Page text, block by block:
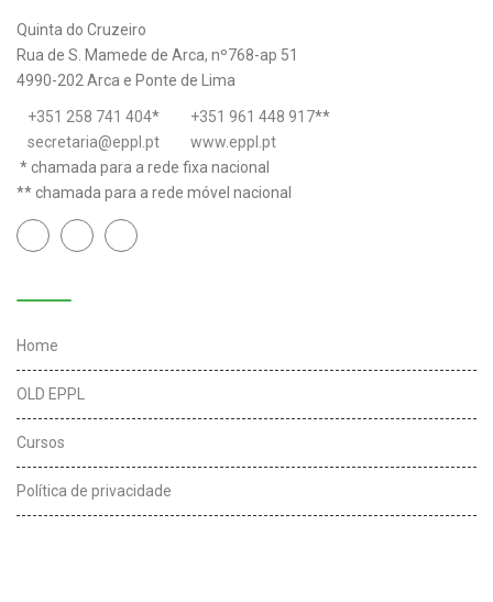
Quinta do Cruzeiro
Rua de S. Mamede de Arca, nº768-ap 51
4990-202 Arca e Ponte de Lima
+351 258 741 404* +351 961 448 917**
secretaria@eppl.pt
www.eppl.pt
* chamada para a rede fixa nacional
** chamada para a rede móvel nacional
Home
OLD EPPL
Cursos
Política de privacidade